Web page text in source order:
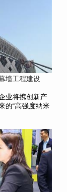
墙工程建设
业将携创新产
的“高强度纳米